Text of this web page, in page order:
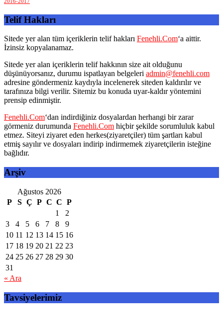
2016-2017
Telif Hakları
Sitede yer alan tüm içeriklerin telif hakları Fenehli.Com‘a aittir.
İzinsiz kopyalanamaz.
Sitede yer alan içeriklerin telif hakkının size ait olduğunu
düşünüyorsanız, durumu ispatlayan belgeleri admin@fenehli.com
adresine göndermeniz kaydıyla incelenerek siteden kaldırılır ve
tarafınıza bilgi verilir. Sitemiz bu konuda uyar-kaldır yöntemini
prensip edinmiştir.
Fenehli.Com‘dan indirdiğiniz dosyalardan herhangi bir zarar
görmeniz durumunda Fenehli.Com hiçbir şekilde sorumluluk kabul
etmez. Siteyi ziyaret eden herkes(ziyaretçiler) tüm şartları kabul
etmiş sayılır ve dosyaları indirip indirmemek ziyaretçilerin isteğine
bağlıdır.
Arşiv
Ağustos 2026
P
S Ç P C C P
1
2
3
4 5 6 7 8
9
10 11 12 13 14 15 16
17 18 19 20 21 22 23
24 25 26 27 28 29 30
31
« Ara
Tavsiyelerimiz